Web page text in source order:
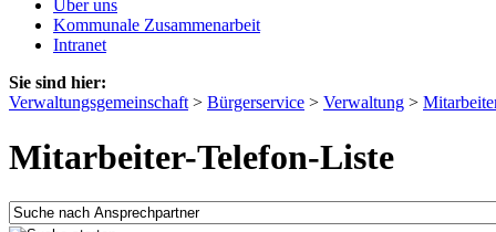
Über uns
Kommunale Zusammenarbeit
Intranet
Sie sind hier:
Verwaltungsgemeinschaft > Bürgerservice > Verwaltung >
Mitarbeiter-Telefon-Liste